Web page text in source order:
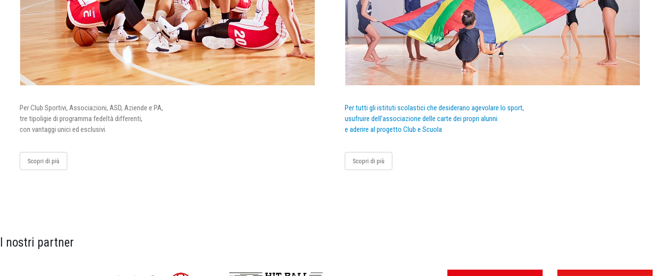
Per Club Sportivi, Associazioni, ASD, Aziende e PA,
tre tipoligie di programma fedeltà differenti,
con vantaggi unici ed esclusivi.
Scopri di più
Per tutti gli istituti scolastici che desiderano agevolare lo sport,
usufruire dell’associazione delle carte dei propri alunni
e aderire al progetto Club e Scuola
Scopri di più
I nostri partner